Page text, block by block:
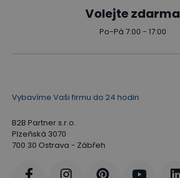
Volejte zdarma
Po-Pá 7:00 - 17:00
Vybavíme Vaši firmu do 24 hodin
B2B Partner s.r.o.
Plzeňská 3070
700 30 Ostrava - Zábřeh